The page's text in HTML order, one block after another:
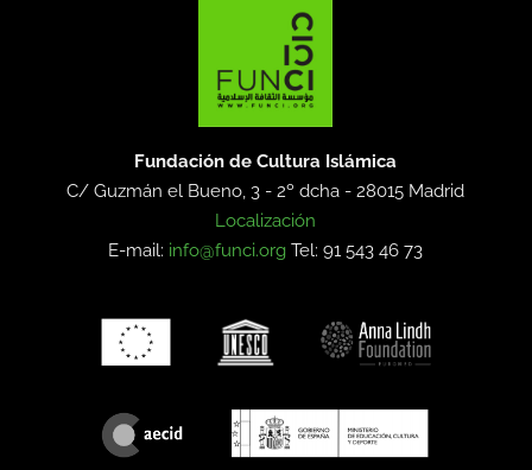
Fundación de Cultura Islámica
C/ Guzmán el Bueno, 3 - 2º dcha -28015 Madrid
Localización
E-mail: info@funci.org Tel: 91 543 46 73